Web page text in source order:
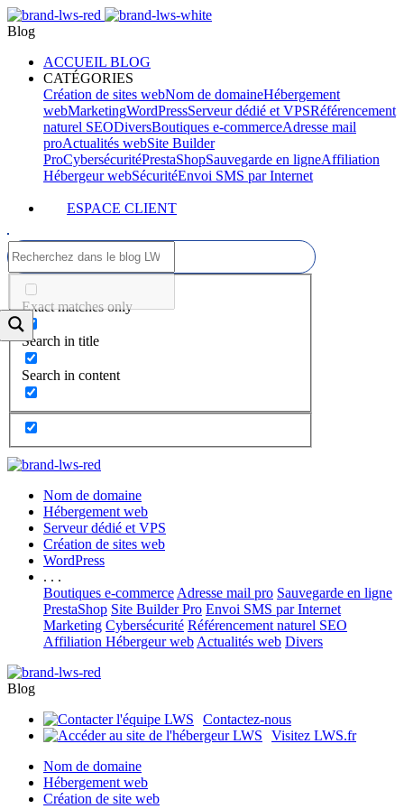
Blog
ACCUEIL BLOG
CATÉGORIES
Création de sites webNom de domaineHébergement
webMarketingWordPressServeur dédié et VPSRéférencement
naturel SEODiversBoutiques e-commerceAdresse mail
proActualités webSite Builder
ProCybersécuritéPrestaShopSauvegarde en ligneAffiliation
Hébergeur webSécuritéEnvoi SMS par Internet
ESPACE CLIENT
Exact matches only
Search in title
Search in content
Nom de domaine
Hébergement web
Serveur dédié et VPS
Création de sites web
WordPress
. . .
Boutiques e-commerce Adresse mail pro Sauvegarde en ligne
PrestaShop Site Builder Pro Envoi SMS par Internet
Marketing Cybersécurité Référencement naturel SEO
Affiliation Hébergeur web Actualités web Divers
Blog
Contactez-nous
Visitez LWS.fr
Nom de domaine
Hébergement web
Création de site web